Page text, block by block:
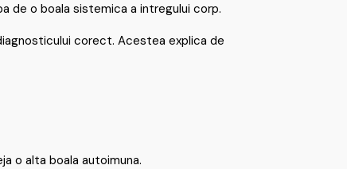
de o boala sistemica a intregului corp.
corect. Acestea explica de
o alta boala autoimuna.